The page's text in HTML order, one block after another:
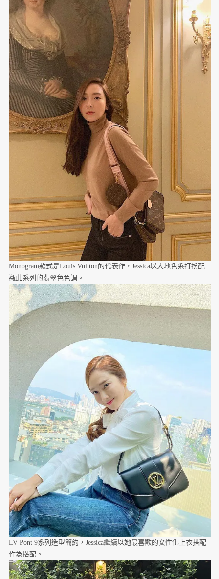
Monogram款式是Louis Vuitton的代表作，Jessica以大地色系打扮配
襯此系列的翡翠色色調。
LV Pont 9系列造型簡約，Jessica繼續以她最喜歡的女性化上衣搭配
作為搭配。